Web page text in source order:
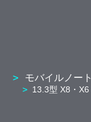
モバイルノート
13.3型 X8・X6